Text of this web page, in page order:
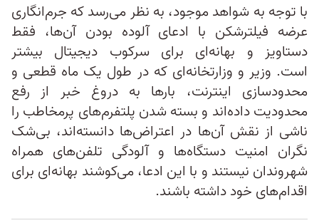
با توجه به شواهد موجود، به نظر می‌رسد که جرم‌انگاری
عرضه فیلترشکن با ادعای آلوده بودن آن‌ها، فقط
دستاویز و بهانه‌ای برای سرکوب دیجیتال بیشتر
است. وزیر و وزارتخانه‌ای که در طول یک ماه قطعی و
محدودسازی اینترنت، بارها به دروغ خبر از رفع
محدودیت داده‌اند و بسته شدن پلتفرم‌های پرمخاطب را
ناشی از نقش آن‌ها در اعتراض‌ها دانسته‌اند، بی‌شک
نگران امنیت دستگاه‌ها و آلودگی تلفن‌های همراه
شهروندان نیستند و با این ادعا، می‌کوشند بهانه‌ای برای
اقدام‌های خود داشته باشند.